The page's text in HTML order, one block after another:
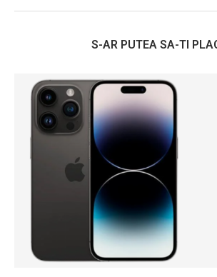
S-AR PUTEA SA-TI